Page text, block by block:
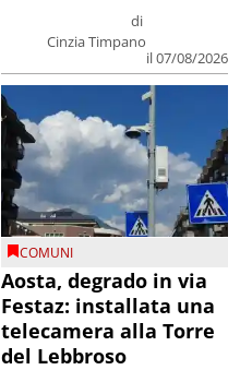
di
Cinzia Timpano
il 07/08/2026
COMUNI
Aosta, degrado in via
Festaz: installata una
telecamera alla Torre
del Lebbroso